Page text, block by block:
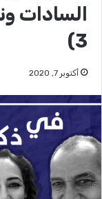
3)
أكتوبر 7, 2020